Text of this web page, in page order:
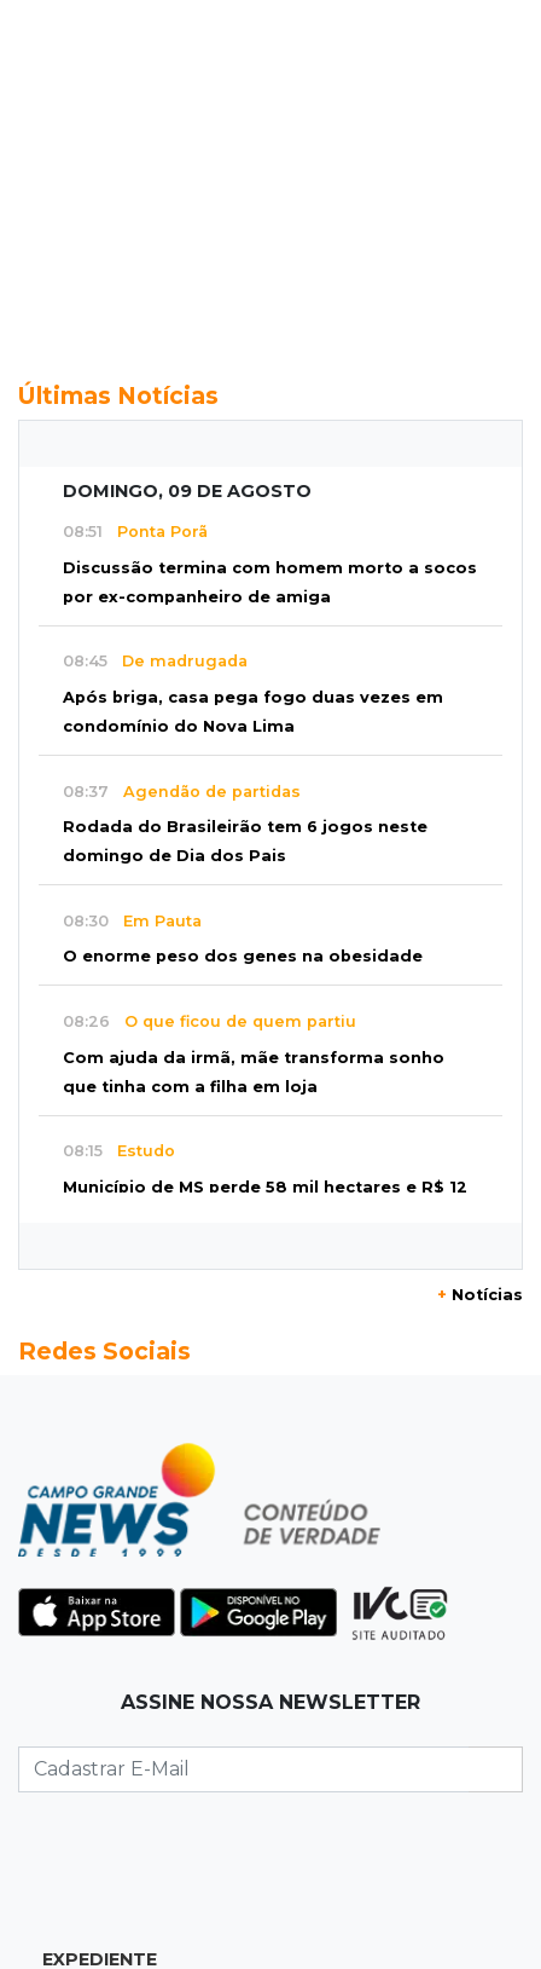
Últimas Notícias
DOMINGO, 09 DE AGOSTO
08:51 Ponta Porã
Discussão termina com homem morto a socos
por ex-companheiro de amiga
08:45 De madrugada
Após briga, casa pega fogo duas vezes em
condomínio do Nova Lima
08:37 Agendão de partidas
Rodada do Brasileirão tem 6 jogos neste
domingo de Dia dos Pais
08:30 Em Pauta
O enorme peso dos genes na obesidade
08:26 O que ficou de quem partiu
Com ajuda da irmã, mãe transforma sonho
que tinha com a filha em loja
08:15 Estudo
Município de MS perde 58 mil hectares e R$ 12
poste de energia elétrica
Campo Grande tem quatro interdições no
trânsito neste domingo
07:45Dia dos Pais
hoje paga um preço alto?
Pais passam kung-fu de geração em geração
Feira Central encerra Festival do Sobá com
+ Notícias
Redes Sociais
ASSINE NOSSA NEWSLETTER
EXPEDIENTE